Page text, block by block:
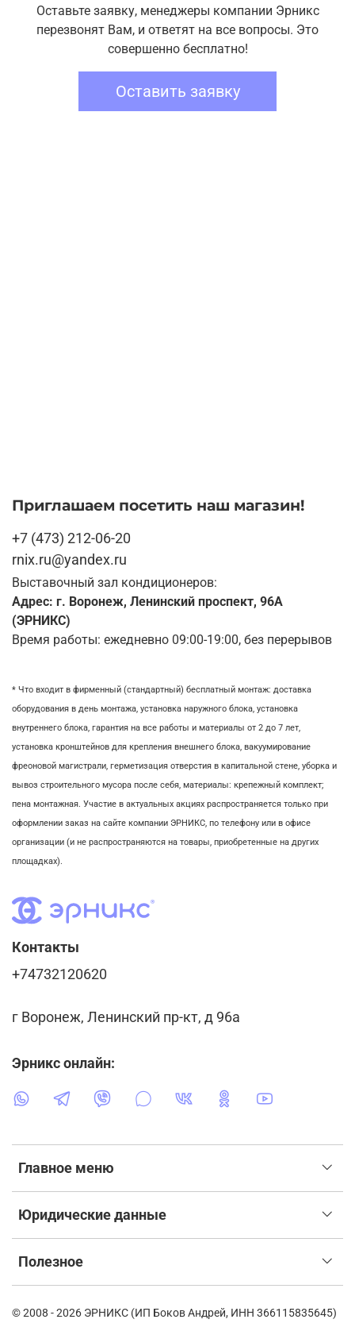
Оставьте заявку, менеджеры компании Эрникс
перезвонят Вам, и ответят на все вопросы. Это
совершенно бесплатно!
Оставить заявку
Приглашаем посетить наш магазин!
+7 (473) 212-06-20
rnix.ru@yandex.ru
Выставочный зал кондиционеров:
Адрес: г. Воронеж, Ленинский проспект, 96А
(ЭРНИКС)
Время работы: ежедневно 09:00-19:00, без перерывов
* Что входит в фирменный (стандартный) бесплатный монтаж: доставка
оборудования в день монтажа, установка наружного блока, установка
внутреннего блока, гарантия на все работы и материалы от 2 до 7 лет,
установка кронштейнов для крепления внешнего блока, вакуумирование
фреоновой магистрали, герметизация отверстия в капитальной стене, уборка и
вывоз строительного мусора после себя, материалы: крепежный комплект;
пена монтажная. Участие в актуальных акциях распространяется только при
оформлении заказ на сайте компании ЭРНИКС, по телефону или в офисе
организации (и не распространяются на товары, приобретенные на других
площадках).
Главное меню
Юридические данные
Полезное
Контакты
+74732120620
г Воронеж, Ленинский пр-кт, д 96а
Эрникс онлайн:
© 2008 - 2026 ЭРНИКС (ИП Боков Андрей, ИНН 366115835645)